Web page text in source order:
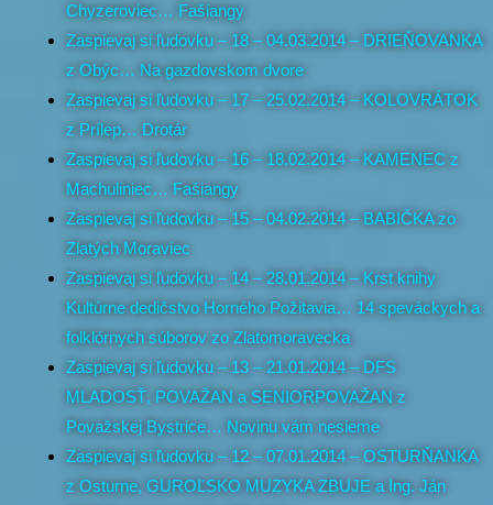
Chyzeroviec… Fašiangy
Zaspievaj si ľudovku – 18 – 04.03.2014 – DRIEŇOVANKA
z Obýc… Na gazdovskom dvore
Zaspievaj si ľudovku – 17 – 25.02.2014 – KOLOVRÁTOK
z Prílep… Drotár
Zaspievaj si ľudovku – 16 – 18.02.2014 – KAMENEC z
Machuliniec… Fašiangy
Zaspievaj si ľudovku – 15 – 04.02.2014 – BABIČKA zo
Zlatých Moraviec
Zaspievaj si ľudovku – 14 – 28.01.2014 – Krst knihy
Kultúrne dedičstvo Horného Požitavia… 14 speváckych a
folklórnych súborov zo Zlatomoravecka
Zaspievaj si ľudovku – 13 – 21.01.2014 – DFS
MLADOSŤ, POVAŽAN a SENIORPOVAŽAN z
Považskej Bystrice… Novinu vám nesieme
Zaspievaj si ľudovku – 12 – 07.01.2014 – OSTURŇANKA
z Osturne, GUROĽSKO MUZYKA ZBUJE a Ing. Ján